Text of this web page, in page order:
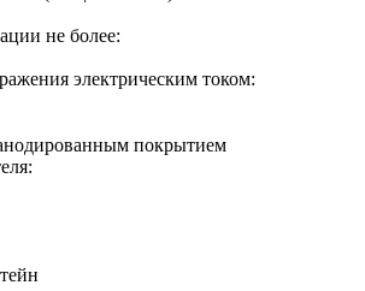
не более:
электрическим током:
покрытием